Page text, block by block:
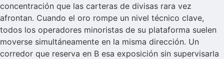
concentración que las carteras de divisas rara vez
afrontan. Cuando el oro rompe un nivel técnico clave,
todos los operadores minoristas de su plataforma suelen
moverse simultáneamente en la misma dirección. Un
corredor que reserva en B esa exposición sin supervisarla